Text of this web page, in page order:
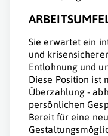
Sie erwartet ein
und
Entlohnung und
Diese Position ist
Überzahlung -
persönlichen
Bereit für eine